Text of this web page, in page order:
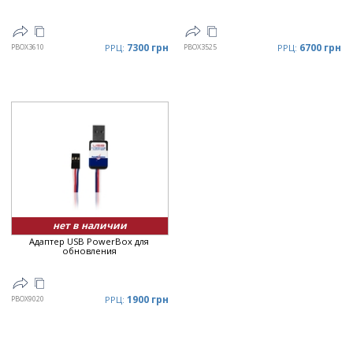
PBOX3610 РРЦ: 7300 грн PBOX3525 РРЦ: 6700 грн
нет в наличии
Адаптер USB PowerBox для
обновления
PBOX9020 РРЦ: 1900 грн